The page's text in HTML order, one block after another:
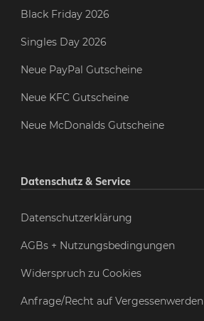
Black Friday 2026
Singles Day 2026
Neue PayPal Gutscheine
Neue KFC Gutscheine
Neue McDonalds Gutscheine
Datenschutz & Service
Datenschutzerklärung
AGBs + Nutzungsbedingungen
Widerspruch zu Cookies
Anfrage/Recht auf Vergessenwerden